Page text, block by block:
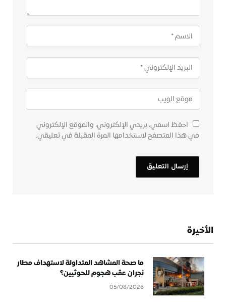
احفظ اسمي، بريدي الإلكتروني، والموقع الإلكتروني
في هذا المتصفح لاستخدامها المرة المقبلة في تعليقي.
الأخيرة
ما صحة المشاهد المتداولة لاستهداف مطار
نجران عقب هجوم للحوثيين؟
05/08/2026